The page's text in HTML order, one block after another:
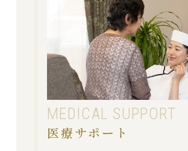
MEDICAL SUPPORT
医療サポート